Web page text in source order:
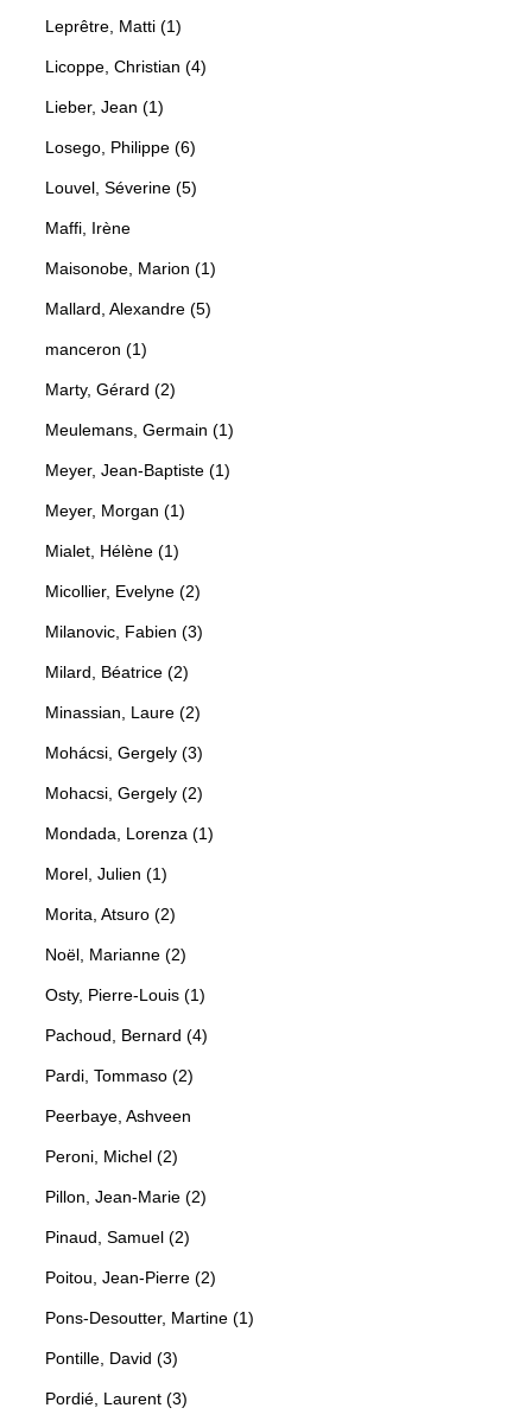
Leprêtre, Matti (1)
Licoppe, Christian (4)
Lieber, Jean (1)
Losego, Philippe (6)
Louvel, Séverine (5)
Maffi, Irène
Maisonobe, Marion (1)
Mallard, Alexandre (5)
manceron (1)
Marty, Gérard (2)
Meulemans, Germain (1)
Meyer, Jean-Baptiste (1)
Meyer, Morgan (1)
Mialet, Hélène (1)
Micollier, Evelyne (2)
Milanovic, Fabien (3)
Milard, Béatrice (2)
Minassian, Laure (2)
Mohácsi, Gergely (3)
Mohacsi, Gergely (2)
Mondada, Lorenza (1)
Morel, Julien (1)
Morita, Atsuro (2)
Noël, Marianne (2)
Osty, Pierre-Louis (1)
Pachoud, Bernard (4)
Pardi, Tommaso (2)
Peerbaye, Ashveen
Peroni, Michel (2)
Pillon, Jean-Marie (2)
Pinaud, Samuel (2)
Poitou, Jean-Pierre (2)
Pons-Desoutter, Martine (1)
Pontille, David (3)
Pordié, Laurent (3)